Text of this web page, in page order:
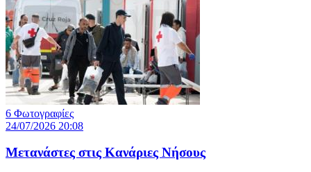
6 Φωτογραφίες
24/07/2026 20:08
Μετανάστες στις Κανάριες Νήσους